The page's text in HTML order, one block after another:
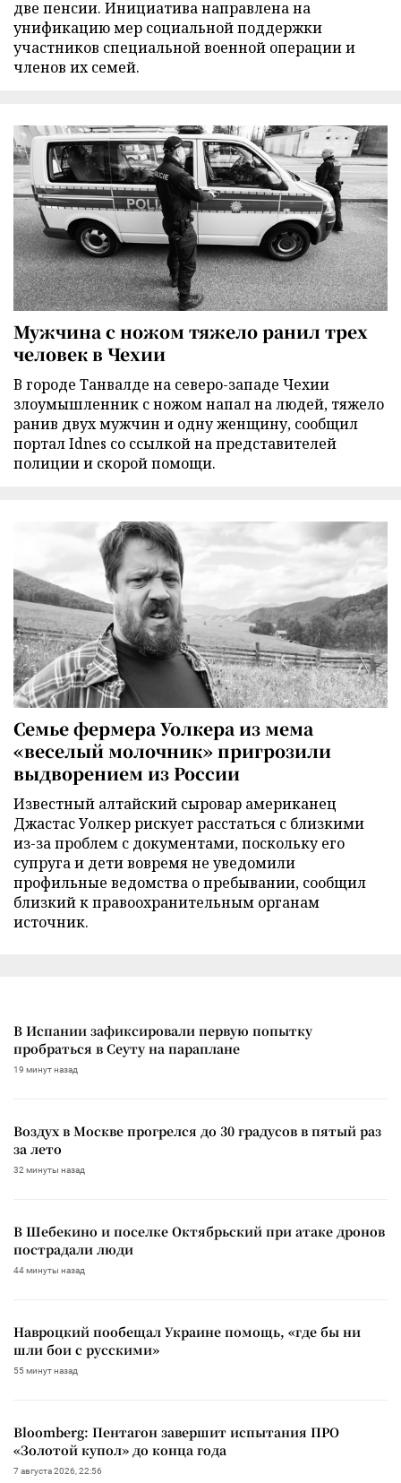
две пенсии. Инициатива направлена на
унификацию мер социальной поддержки
участников специальной военной операции и
членов их семей.
Мужчина с ножом тяжело ранил трех
человек в Чехии
В городе Танвалде на северо-западе Чехии
злоумышленник с ножом напал на людей, тяжело
ранив двух мужчин и одну женщину, сообщил
портал Idnes со ссылкой на представителей
полиции и скорой помощи.
Семье фермера Уолкера из мема
«веселый молочник» пригрозили
выдворением из России
Известный алтайский сыровар американец
Джастас Уолкер рискует расстаться с близкими
из-за проблем с документами, поскольку его
супруга и дети вовремя не уведомили
профильные ведомства о пребывании, сообщил
близкий к правоохранительным органам
источник.
В Испании зафиксировали первую попытку
пробраться в Сеуту на параплане
19 минут назад
Воздух в Москве прогрелся до 30 градусов в пятый раз
за лето
32 минуты назад
В Шебекино и поселке Октябрьский при атаке дронов
пострадали люди
44 минуты назад
Навроцкий пообещал Украине помощь, «где бы ни
шли бои с русскими»
55 минут назад
Bloomberg: Пентагон завершит испытания ПРО
«Золотой купол» до конца года
7 августа 2026, 22:56